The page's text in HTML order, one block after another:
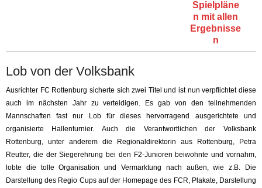
Lob von der Volksbank
Ausrichter FC Rottenburg sicherte sich zwei Titel und ist nun verpflichtet diese
auch im nächsten Jahr zu verteidigen. Es gab von den teilnehmenden
Mannschaften fast nur Lob für dieses hervorragend ausgerichtete und
organisierte Hallenturnier. Auch die Verantwortlichen der Volksbank
Rottenburg, unter anderem die Regionaldirektorin aus Rottenburg, Petra
Reutter, die der Siegerehrung bei den F2-Junioren beiwohnte und vornahm,
lobte die tolle Organisation und Vermarktung nach außen, wie z.B. Die
Darstellung des Regio Cups auf der Homepage des FCR, Plakate, Darstellung